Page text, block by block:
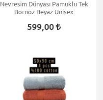
Nevresim Dünyası Pamuklu Tek
Bornoz Beyaz Unisex
599,00